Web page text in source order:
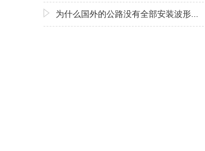
为什么国外的公路没有全部安装波形...